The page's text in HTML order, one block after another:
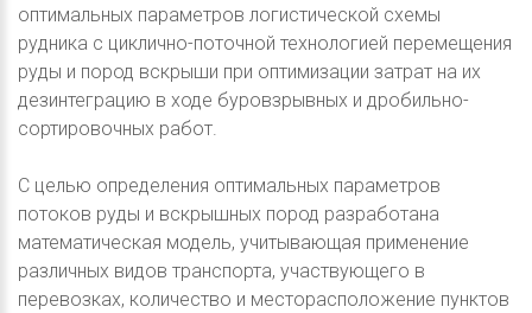
оптимальных параметров логистической схемы
рудника с циклично-поточной технологией перемещения
руды и пород вскрыши при оптимизации затрат на их
дезинтеграцию в ходе буровзрывных и дробильно-
сортировочных работ.
С целью определения оптимальных параметров
потоков руды и вскрышных пород разработана
математическая модель, учитывающая применение
различных видов транспорта, участвующего в
перевозках, количество и месторасположение пунктов